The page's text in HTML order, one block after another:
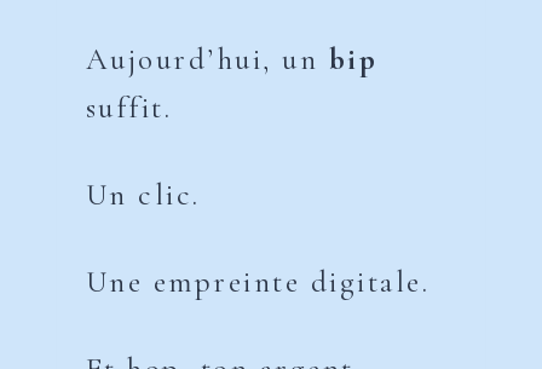
Aujourd’hui, un bip
suffit.
Un clic.
Une empreinte digitale.